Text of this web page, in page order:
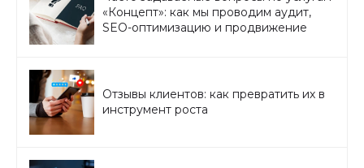
«Концепт»: как мы проводим аудит,
SEO-оптимизацию и продвижение
Отзывы клиентов: как превратить их в
инструмент роста